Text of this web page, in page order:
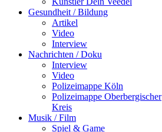
Gesundheit / Bildung
Artikel
Video
Interview
Nachrichten / Doku
Interview
Video
Polizeimappe Köln
Polizeimappe Oberbergischer
Kreis
Musik / Film
Spiel & Game